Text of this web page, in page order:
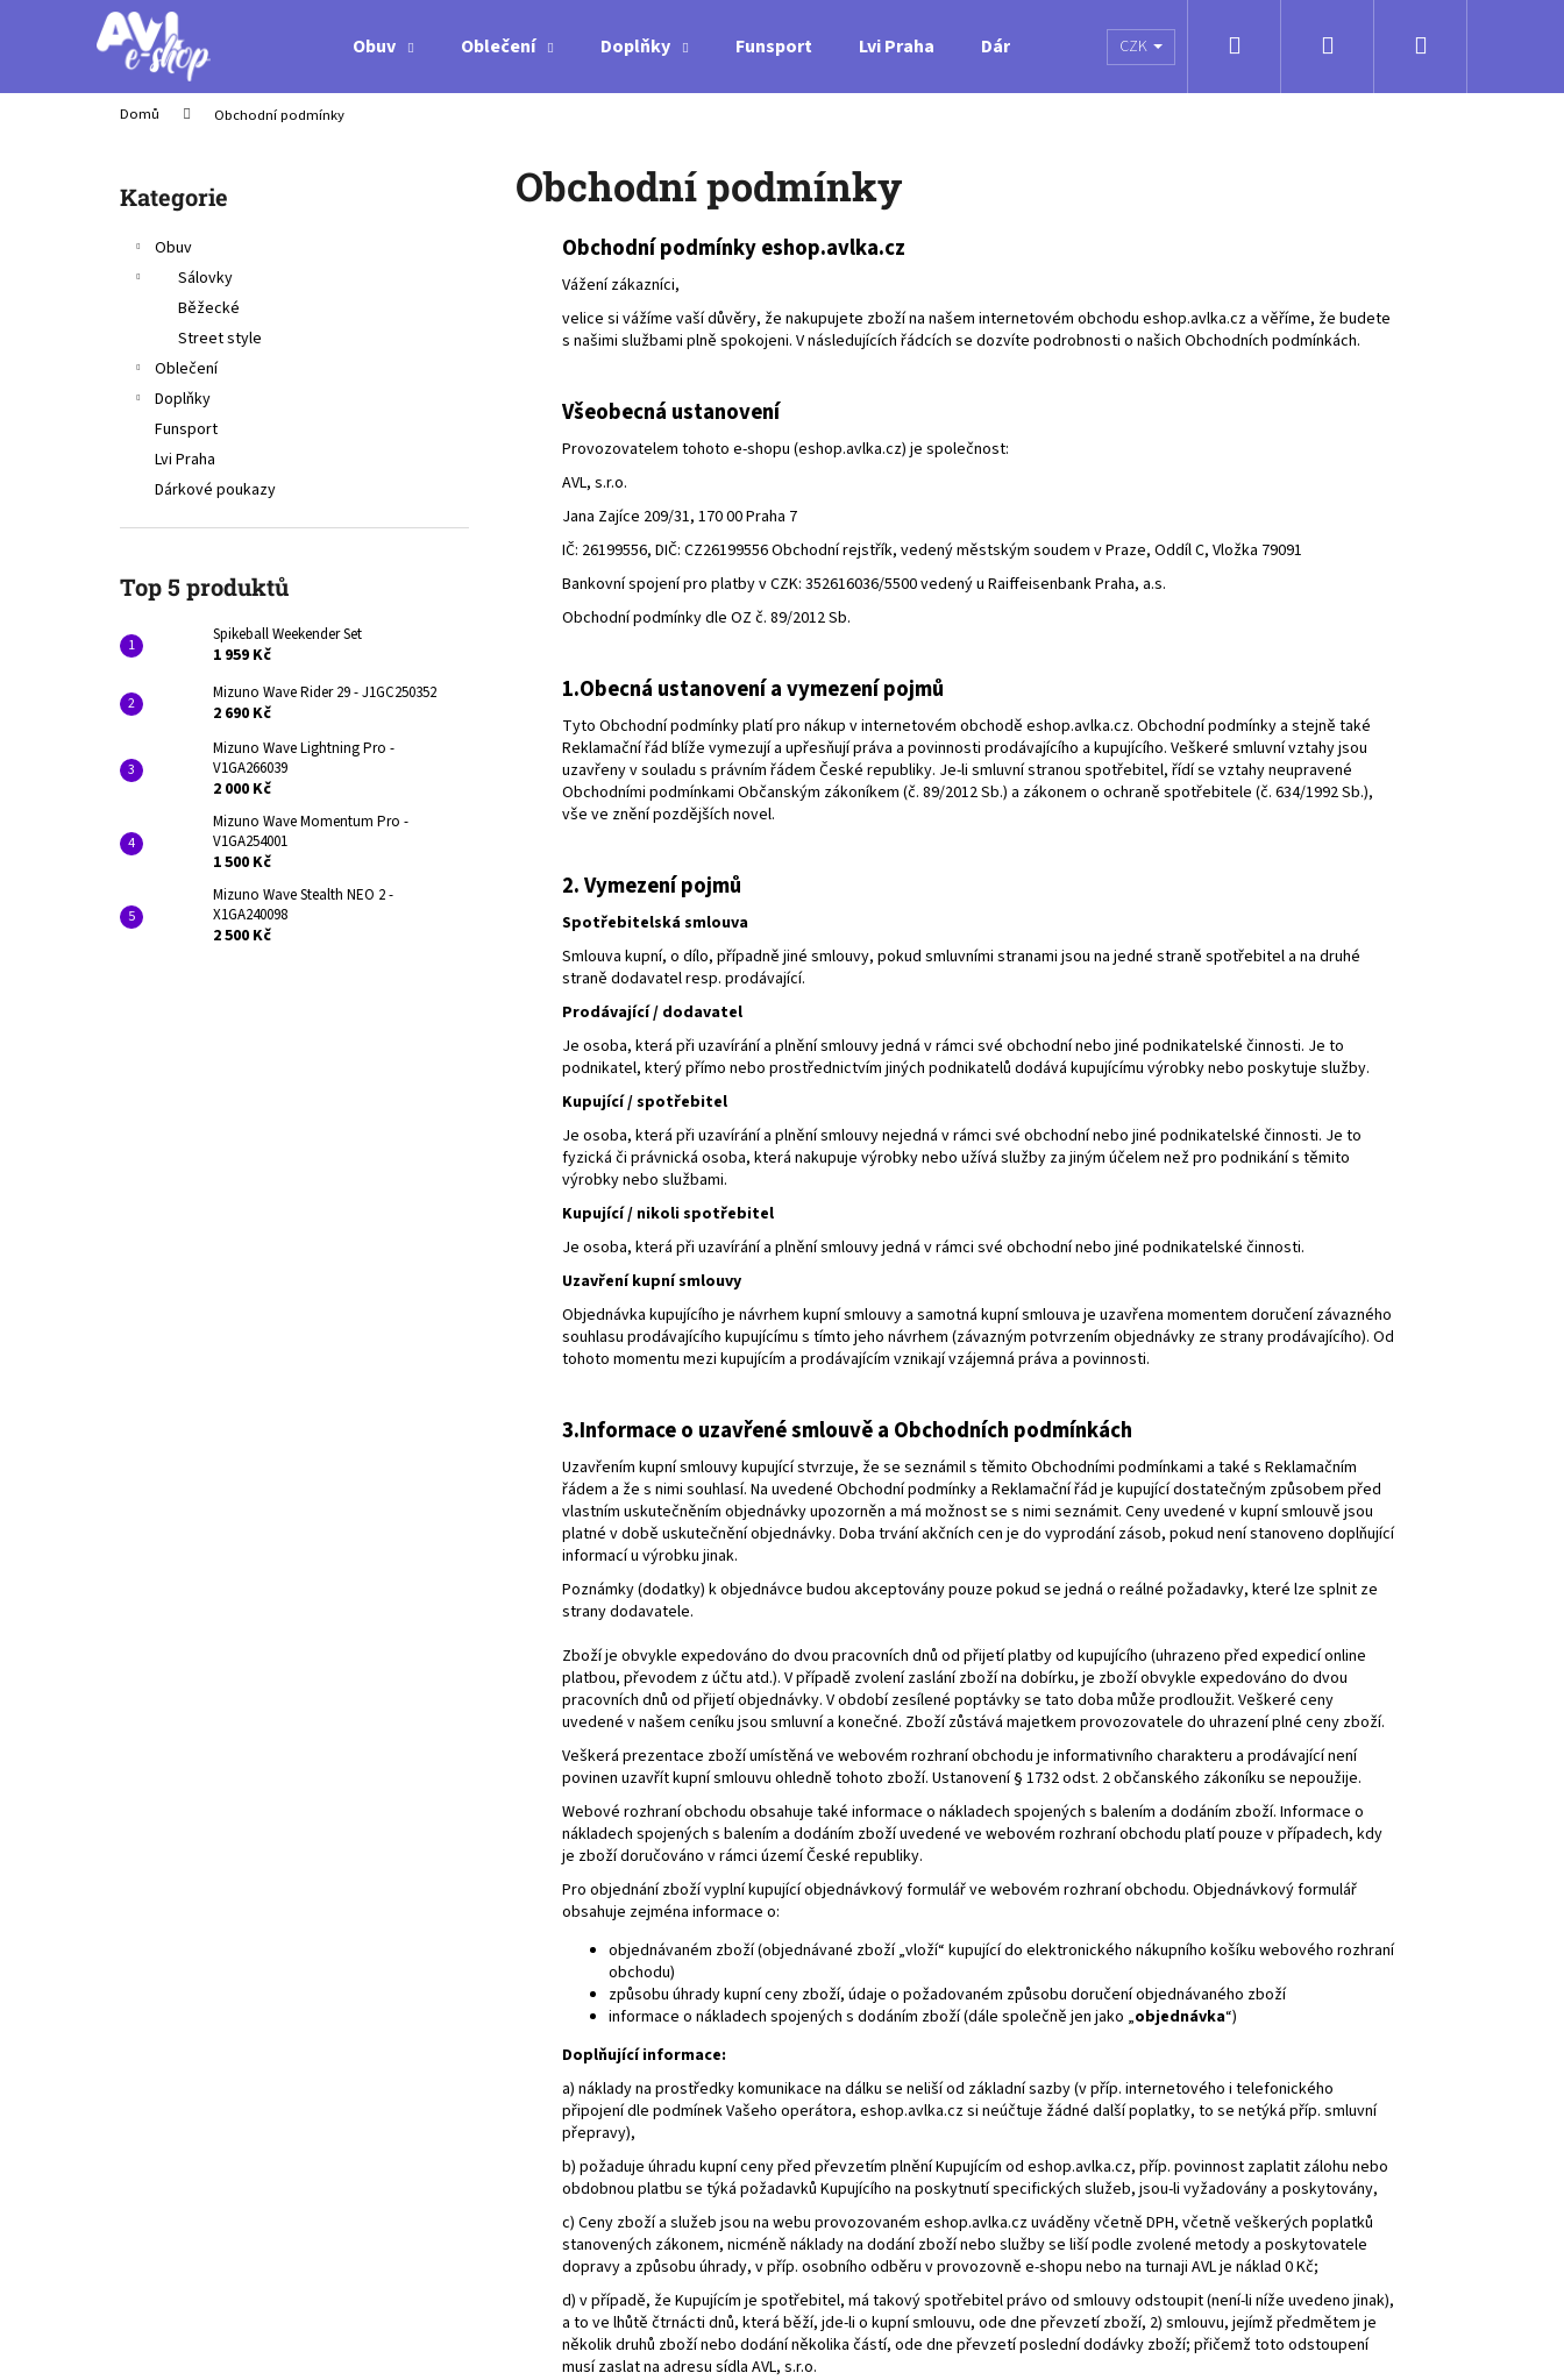
Obuv Oblečení Doplňky Funsport Lvi Praha Dárkové poukazy Obchodní podmínky Kontakty
CZK Přihlášení
Domů Obchodní podmínky
Přeskočit
kategorie
Kategorie
Obuv
Sálovky
Běžecké
Street style
Oblečení
Doplňky
Funsport
Lvi Praha
Dárkové poukazy
Top 5 produktů
Spikeball Weekender Set
1 959 Kč
Mizuno Wave Rider 29 - J1GC250352
2 690 Kč
Mizuno Wave Lightning Pro -
V1GA266039
2 000 Kč
Mizuno Wave Momentum Pro -
V1GA254001
1 500 Kč
Mizuno Wave Stealth NEO 2 -
X1GA240098
2 500 Kč
Obchodní podmínky
Obchodní podmínky eshop.avlka.cz
Vážení zákazníci,
velice si vážíme vaší důvěry, že nakupujete zboží na našem internetovém obchodu eshop.avlka.cz a věříme, že budete
s našimi službami plně spokojeni. V následujících řádcích se dozvíte podrobnosti o našich Obchodních podmínkách.
Všeobecná ustanovení
Provozovatelem tohoto e-shopu (eshop.avlka.cz) je společnost:
AVL, s.r.o.
Jana Zajíce 209/31, 170 00 Praha 7
IČ: 26199556, DIČ: CZ26199556 Obchodní rejstřík, vedený městským soudem v Praze, Oddíl C, Vložka 79091
Bankovní spojení pro platby v CZK: 352616036/5500 vedený u Raiffeisenbank Praha, a.s.
Obchodní podmínky dle OZ č. 89/2012 Sb.
1.Obecná ustanovení a vymezení pojmů
Tyto Obchodní podmínky platí pro nákup v internetovém obchodě eshop.avlka.cz. Obchodní podmínky a stejně také
Reklamační řád blíže vymezují a upřesňují práva a povinnosti prodávajícího a kupujícího. Veškeré smluvní vztahy jsou
uzavřeny v souladu s právním řádem České republiky. Je-li smluvní stranou spotřebitel, řídí se vztahy neupravené
Obchodními podmínkami Občanským zákoníkem (č. 89/2012 Sb.) a zákonem o ochraně spotřebitele (č. 634/1992 Sb.),
vše ve znění pozdějších novel.
2. Vymezení pojmů
Spotřebitelská smlouva
Smlouva kupní, o dílo, případně jiné smlouvy, pokud smluvními stranami jsou na jedné straně spotřebitel a na druhé
straně dodavatel resp. prodávající.
Prodávající / dodavatel
Je osoba, která při uzavírání a plnění smlouvy jedná v rámci své obchodní nebo jiné podnikatelské činnosti. Je to
podnikatel, který přímo nebo prostřednictvím jiných podnikatelů dodává kupujícímu výrobky nebo poskytuje služby.
Kupující / spotřebitel
Je osoba, která při uzavírání a plnění smlouvy nejedná v rámci své obchodní nebo jiné podnikatelské činnosti. Je to
fyzická či právnická osoba, která nakupuje výrobky nebo užívá služby za jiným účelem než pro podnikání s těmito
výrobky nebo službami.
Kupující / nikoli spotřebitel
Je osoba, která při uzavírání a plnění smlouvy jedná v rámci své obchodní nebo jiné podnikatelské činnosti.
Uzavření kupní smlouvy
Objednávka kupujícího je návrhem kupní smlouvy a samotná kupní smlouva je uzavřena momentem doručení závazného
souhlasu prodávajícího kupujícímu s tímto jeho návrhem (závazným potvrzením objednávky ze strany prodávajícího). Od
tohoto momentu mezi kupujícím a prodávajícím vznikají vzájemná práva a povinnosti.
3.Informace o uzavřené smlouvě a Obchodních podmínkách
Uzavřením kupní smlouvy kupující stvrzuje, že se seznámil s těmito Obchodními podmínkami a také s Reklamačním
řádem a že s nimi souhlasí. Na uvedené Obchodní podmínky a Reklamační řád je kupující dostatečným způsobem před
vlastním uskutečněním objednávky upozorněn a má možnost se s nimi seznámit. Ceny uvedené v kupní smlouvě jsou
platné v době uskutečnění objednávky. Doba trvání akčních cen je do vyprodání zásob, pokud není stanoveno doplňující
informací u výrobku jinak.
Poznámky (dodatky) k objednávce budou akceptovány pouze pokud se jedná o reálné požadavky, které lze splnit ze
strany dodavatele.
Zboží je obvykle expedováno do dvou pracovních dnů od přijetí platby od kupujícího (uhrazeno před expedicí online
platbou, převodem z účtu atd.). V případě zvolení zaslání zboží na dobírku, je zboží obvykle expedováno do dvou
pracovních dnů od přijetí objednávky. V období zesílené poptávky se tato doba může prodloužit. Veškeré ceny
uvedené v našem ceníku jsou smluvní a konečné. Zboží zůstává majetkem provozovatele do uhrazení plné ceny zboží.
Veškerá prezentace zboží umístěná ve webovém rozhraní obchodu je informativního charakteru a prodávající není
povinen uzavřít kupní smlouvu ohledně tohoto zboží. Ustanovení § 1732 odst. 2 občanského zákoníku se nepoužije.
Webové rozhraní obchodu obsahuje také informace o nákladech spojených s balením a dodáním zboží. Informace o
nákladech spojených s balením a dodáním zboží uvedené ve webovém rozhraní obchodu platí pouze v případech, kdy
je zboží doručováno v rámci území České republiky.
Pro objednání zboží vyplní kupující objednávkový formulář ve webovém rozhraní obchodu. Objednávkový formulář
obsahuje zejména informace o:
objednávaném zboží (objednávané zboží „vloží“ kupující do elektronického nákupního košíku webového rozhraní
obchodu)
způsobu úhrady kupní ceny zboží, údaje o požadovaném způsobu doručení objednávaného zboží
informace o nákladech spojených s dodáním zboží (dále společně jen jako „objednávka“)
Doplňující informace:
a) náklady na prostředky komunikace na dálku se neliší od základní sazby (v příp. internetového i telefonického
připojení dle podmínek Vašeho operátora, eshop.avlka.cz si neúčtuje žádné další poplatky, to se netýká příp. smluvní
přepravy),
b) požaduje úhradu kupní ceny před převzetím plnění Kupujícím od eshop.avlka.cz, příp. povinnost zaplatit zálohu nebo
obdobnou platbu se týká požadavků Kupujícího na poskytnutí specifických služeb, jsou-li vyžadovány a poskytovány,
c) Ceny zboží a služeb jsou na webu provozovaném eshop.avlka.cz uváděny včetně DPH, včetně veškerých poplatků
stanovených zákonem, nicméně náklady na dodání zboží nebo služby se liší podle zvolené metody a poskytovatele
dopravy a způsobu úhrady, v příp. osobního odběru v provozovně e-shopu nebo na turnaji AVL je náklad 0 Kč;
d) v případě, že Kupujícím je spotřebitel, má takový spotřebitel právo od smlouvy odstoupit (není-li níže uvedeno jinak),
a to ve lhůtě čtrnácti dnů, která běží, jde-li o kupní smlouvu, ode dne převzetí zboží, 2) smlouvu, jejímž předmětem je
několik druhů zboží nebo dodání několika částí, ode dne převzetí poslední dodávky zboží; přičemž toto odstoupení
musí zaslat na adresu sídla AVL, s.r.o.
í
Zpět
do
Zpět
do
Doporučujeme
SPIKEBALL WEEKENDER SET
1 959 Kč
MIZUNO WAVE RIDER 29 - J1GC250352
Původně:3 990 Kč Původně:3 290 Kč